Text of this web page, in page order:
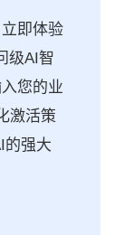
即体验
级AI智
您的业
激活策
的强大